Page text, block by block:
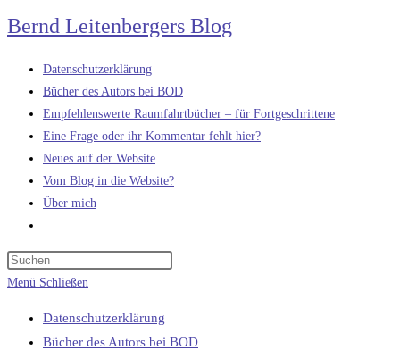
Zum
Inhalt
springen
Bernd Leitenbergers Blog
Datenschutzerklärung
Bücher des Autors bei BOD
Empfehlenswerte Raumfahrtbücher – für Fortgeschrittene
Eine Frage oder ihr Kommentar fehlt hier?
Neues auf der Website
Vom Blog in die Website?
Über mich
umschalten
Menü Schließen
Datenschutzerklärung
Bücher des Autors bei BOD